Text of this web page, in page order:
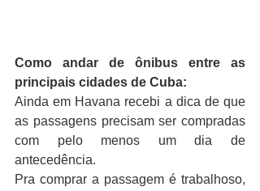
Como andar de ônibus entre as
principais cidades de Cuba:
Ainda em Havana recebi a dica de que
as passagens precisam ser compradas
com pelo menos um dia de
antecedência.
Pra comprar a passagem é trabalhoso,